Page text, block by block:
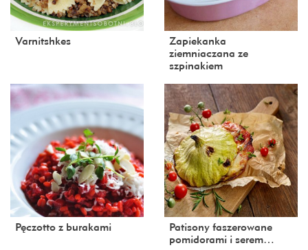
Varnitshkes
Zapiekanka
ziemniaczana ze
szpinakiem
Pęczotto z burakami
Patisony faszerowane
pomidorami i serem…